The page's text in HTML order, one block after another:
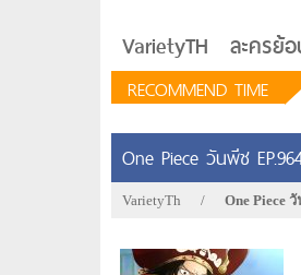
VarietyTH ละครย้
RECOMMEND TIME
One Piece วันพีช
VarietyTh / One Piece